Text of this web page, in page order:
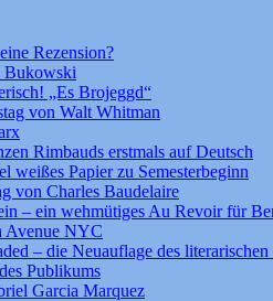
Rezension?
Bukowski
„Es Brojeggd“
von Walt Whitman
Rimbauds erstmals auf Deutsch
weißes Papier zu Semesterbeginn
von Charles Baudelaire
– ein wehmütiges Au Revoir für
Avenue NYC
– die Neuauflage des literarischen
Publikums
Garcia Marquez